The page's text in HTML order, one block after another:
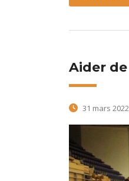
Aider
31 mars 2022